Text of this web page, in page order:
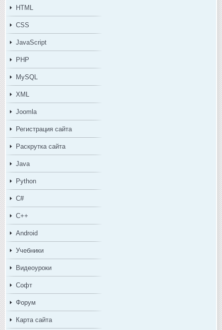
HTML
CSS
JavaScript
PHP
MySQL
XML
Joomla
Регистрация сайта
Раскрутка сайта
Java
Python
C#
C++
Android
Учебники
Видеоуроки
Софт
Форум
Карта сайта